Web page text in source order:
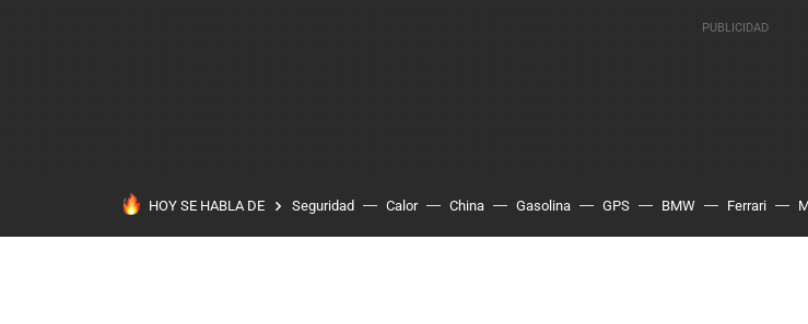
HOY SE HABLA DE Seguridad Calor China Gasolina GPS BMW Ferrari